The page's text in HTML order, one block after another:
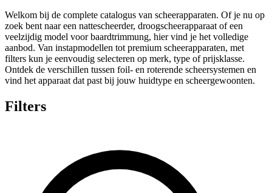
Welkom bij de complete catalogus van scheerapparaten. Of je nu op
zoek bent naar een nattescheerder, droogscheerapparaat of een
veelzijdig model voor baardtrimmung, hier vind je het volledige
aanbod. Van instapmodellen tot premium scheerapparaten, met
filters kun je eenvoudig selecteren op merk, type of prijsklasse.
Ontdek de verschillen tussen foil- en roterende scheersystemen en
vind het apparaat dat past bij jouw huidtype en scheergewoonten.
Filters